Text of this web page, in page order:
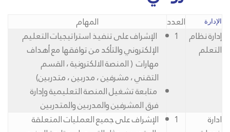
الإدارة العدد
المهام
إدارة نظام
التعلم
1
الإشراف على تنفيذ استراتيجيات التعليم
الإلكتروني والتأكد من توافقها مع أهداف
مهارات ( المنصة الالكترونية ، القسم
التقني ، مشرفين ، مدربين ، متدربين)
متابعة تشغيل المنصة التعليمية وإدارة
فرق المشرفين والمدربين والمتدربين
ادارة
1
الإشراف على جميع العمليات المتعلقة